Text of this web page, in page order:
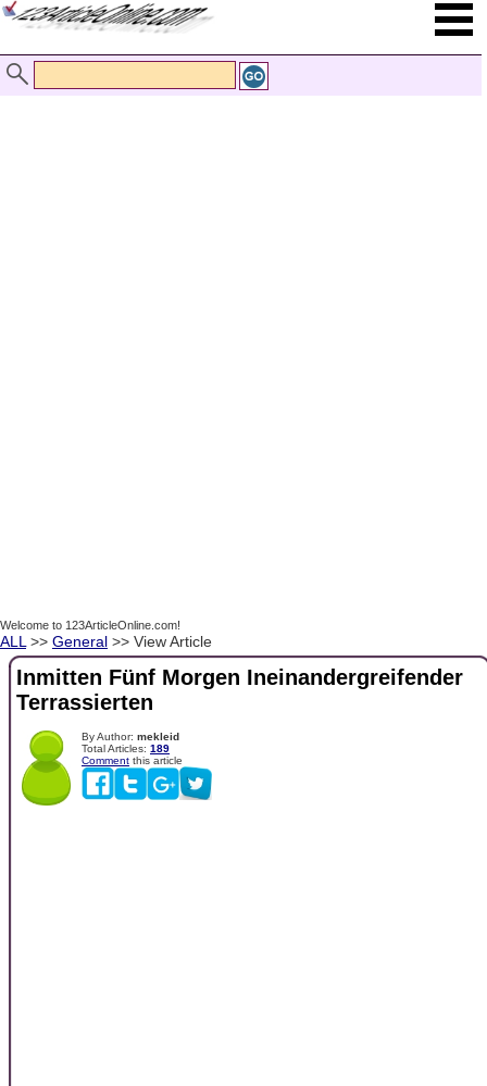
Welcome to 123ArticleOnline.com!
ALL >> General >> View Article
Inmitten Fünf Morgen Ineinandergreifender
Terrassierten
By Author: mekleid
Total Articles: 189
Comment this article